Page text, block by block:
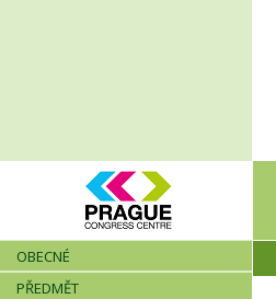
OBECNÉ
PŘEDMĚT